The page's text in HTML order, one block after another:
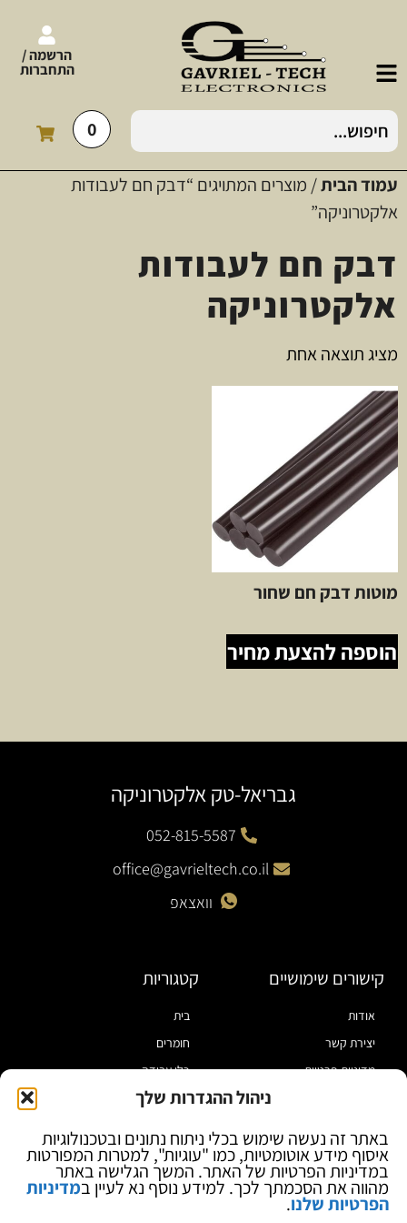
ניהול ההגדרות שלך
באתר זה נעשה שימוש בכלי ניתוח נתונים ובטכנולוגיות
איסוף מידע אוטומטיות, כמו "עוגיות", למטרות המפורטות
במדיניות הפרטיות של האתר. המשך הגלישה באתר
מהווה את הסכמתך לכך. למידע נוסף נא לעיין במדיניות
הפרטיות שלנו.
הרשמה /
התחברות
0
עמוד הבית/ מוצרים המתויגים “דבק חם לעבודות
אלקטרוניקה”
דבק חם לעבודות
אלקטרוניקה
מציג תוצאה אחת
מוטות דבק חם שחור
הוספה להצעת מחיר
גבריאל-טק אלקטרוניקה
052-815-5587
office@gavrieltech.co.il
וואצאפ
קישורים שימושיים
אודות
יצירת קשר
מדיניות פרטיות
בלוג
קטגוריות
בית
חומרים
כלי עבודה
מוצרי הלחמה
ספקי כח ומודדים
ציוד אופטי להגדלה